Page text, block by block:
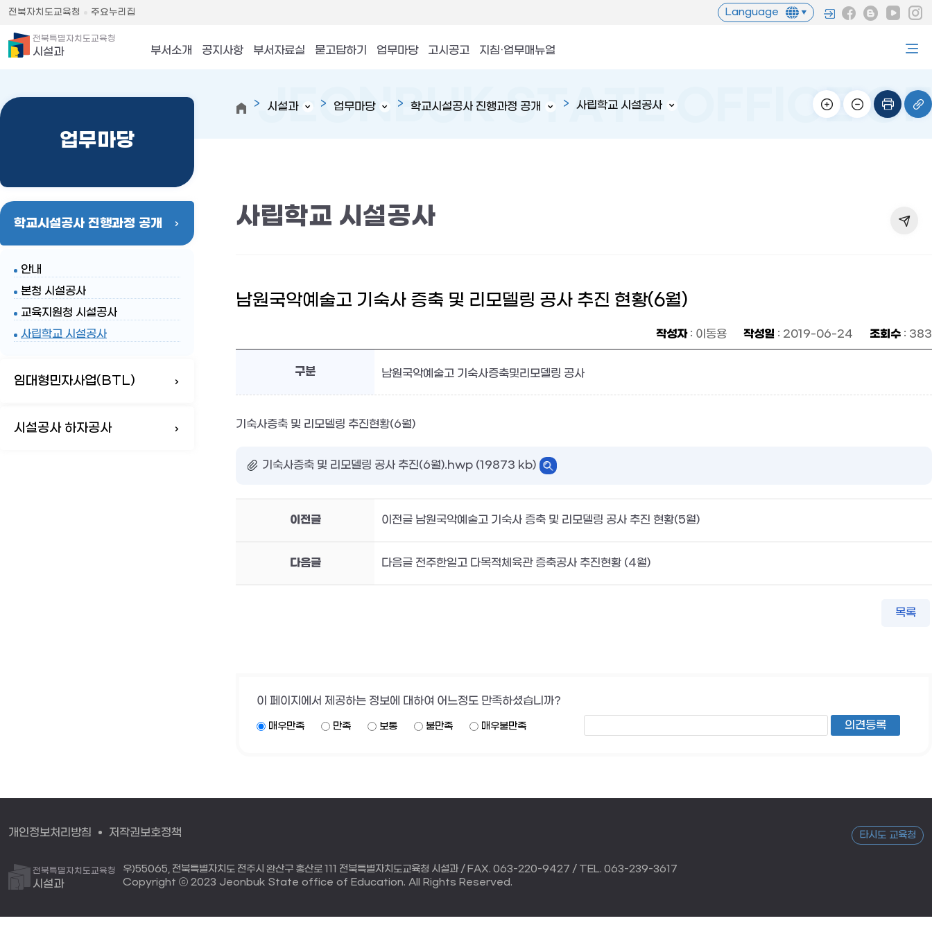
전북자치도교육청 주요누리집 Language
전북특별자치도교육청
시설과 부서소개 공지사항 부서자료실 묻고답하기 업무마당 고시공고 지침·업무매뉴얼
업무마당
학교시설공사 진행과정 공개
안내
본청 시설공사
교육지원청 시설공사
사립학교 시설공사
임대형민자사업(BTL)
시설공사 하자공사
시설과 업무마당 학교시설공사 진행과정 공개 사립학교 시설공사
사립학교 시설공사
남원국악예술고 기숙사 증축 및 리모델링 공사 추진 현황(6월)
작성자: 이동용 작성일 : 2019-06-24 조회수 : 383
구분 남원국악예술고 기숙사증축및리모델링 공사
기숙사증축 및 리모델링 추진현황(6월)
기숙사증축 및 리모델링 공사 추진(6월).hwp (19873 kb)
이전글 이전글 남원국악예술고 기숙사 증축 및 리모델링 공사 추진 현황(5월)
다음글 다음글 전주한일고 다목적체육관 증축공사 추진현황 (4월)
목록
이 페이지에서 제공하는 정보에 대하여 어느정도 만족하셨습니까?
매우만족 만족 보통 불만족 매우불만족
개인정보처리방침 저작권보호정책 타시도 교육청
전북특별자치도교육청
시설과
우)55065, 전북특별자치도 전주시 완산구 홍산로 111 전북특별자치도교육청 시설과 / FAX. 063-220-9427 / TEL. 063-239-3617
Copyright ⓒ 2023 Jeonbuk State office of Education. All Rights Reserved.